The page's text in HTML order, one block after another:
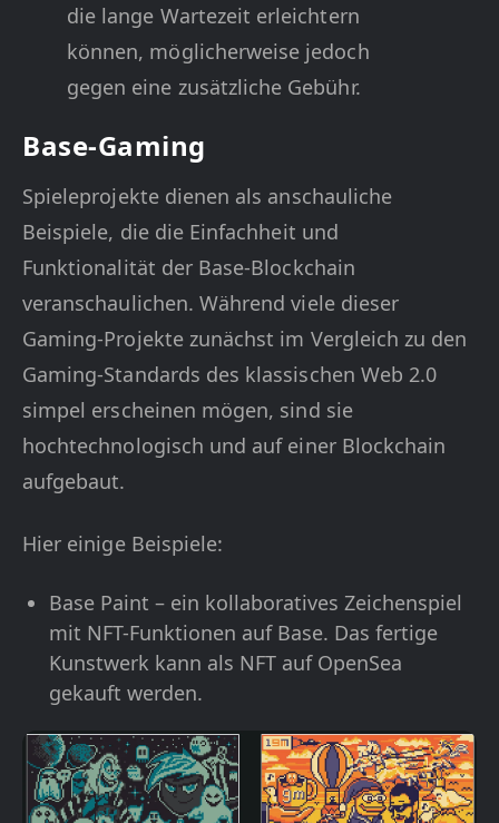
die lange Wartezeit erleichtern
können, möglicherweise jedoch
gegen eine zusätzliche Gebühr.
Base-Gaming
Spieleprojekte dienen als anschauliche
Beispiele, die die Einfachheit und
Funktionalität der Base-Blockchain
veranschaulichen. Während viele dieser
Gaming-Projekte zunächst im Vergleich zu den
Gaming-Standards des klassischen Web 2.0
simpel erscheinen mögen, sind sie
hochtechnologisch und auf einer Blockchain
aufgebaut.
Hier einige Beispiele:
Base Paint – ein kollaboratives Zeichenspiel
mit NFT-Funktionen auf Base. Das fertige
Kunstwerk kann als NFT auf OpenSea
gekauft werden.